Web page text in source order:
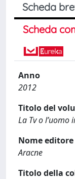
Scheda
Scheda
Anno
2012
Titolo del
La Tv o
Nome editore
Aracne
Titolo della